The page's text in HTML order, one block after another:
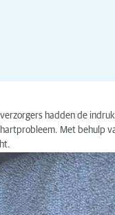
hadden de
Met behulp